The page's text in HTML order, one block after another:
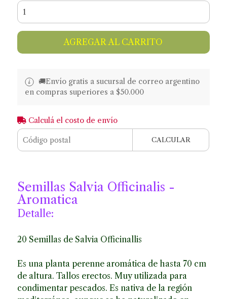
AGREGAR AL CARRITO
🚚​​Envío gratis a sucursal de correo argentino
en compras superiores a $50.000
Calculá el costo de envío
CALCULAR
Semillas Salvia Officinalis -
Aromatica
Detalle:
20 Semillas de Salvia Officinallis
Es una planta perenne aromática de hasta 70 cm
de altura. Tallos erectos. Muy utilizada para
condimentar pescados. Es nativa de la región